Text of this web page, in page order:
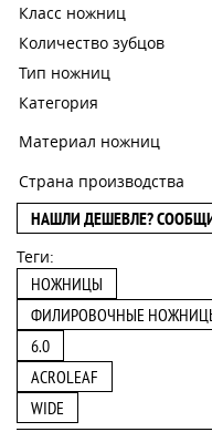
Класс ножниц
Количество зубцов
Тип ножниц
Категория
Материал ножниц
Страна производства
НАШЛИ ДЕШЕВЛЕ?
Теги:
НОЖНИЦЫ
ФИЛИРОВОЧНЫЕ
6.0
ACROLEAF
WIDE